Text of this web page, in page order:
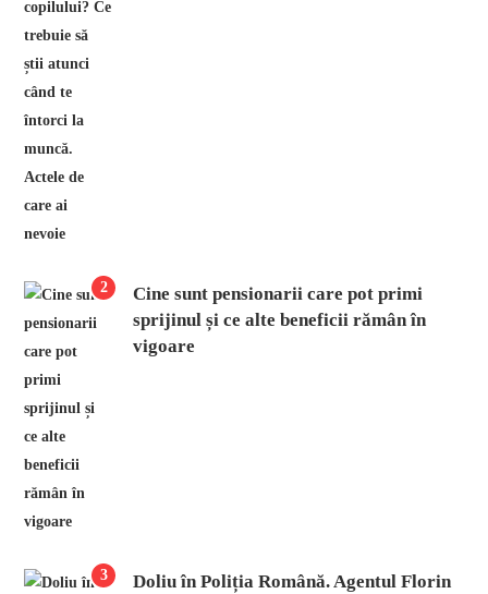
2
Cine sunt pensionarii care pot primi
sprijinul și ce alte beneficii rămân în
vigoare
3
Doliu în Poliția Română. Agentul Florin